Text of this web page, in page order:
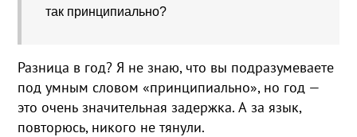
так принципиально?
Разница в год? Я не знаю, что вы подразумеваете
под умным словом «принципиально», но год —
это очень значительная задержка. А за язык,
повторюсь, никого не тянули.